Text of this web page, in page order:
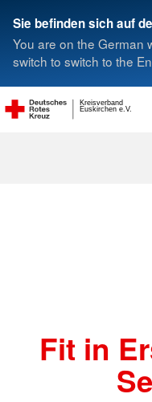
Sie befinden sich auf
You are on the German
switch to switch to the
Euskirchen e.V.
Kreisverband
Fit in